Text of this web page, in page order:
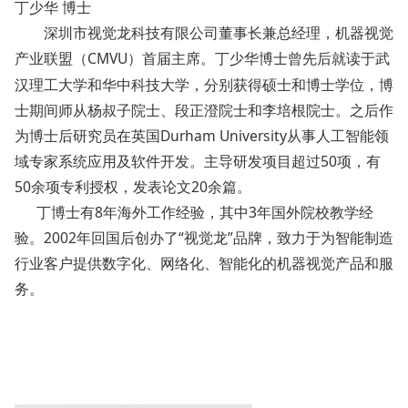
丁少华 博士
深圳市视觉龙科技有限公司董事长兼总经理，机器视觉
产业联盟（CMVU） 首届主席。 丁少华博士曾先后就读于武
汉理工大学和华中科技大学，分别获得硕士和博士学位，博
士期间师从杨叔子院士、段正澄院士和李培根院士。 之后作
为博士后研究员在英国Durham University从事人工智能领
域专家系统应用及软件开发。 主导研发项目超过50项，有
50余项专利授权，发表论文20余篇。
丁博士有8年海外工作经验，其中3年国外院校教学经
验。2002年回国后创办了“视觉龙”品牌，致力于为智能制造
行业客户提供数字化、网络化、智能化的机器视觉产品和服
务。